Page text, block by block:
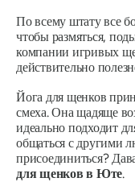
По всему штату все
чтобы размяться,
компании игривых
действительно
Йога для щенков
смеха. Она щадяще
идеально подходит
общаться с другими
присоединиться?
для щенков в Юте.